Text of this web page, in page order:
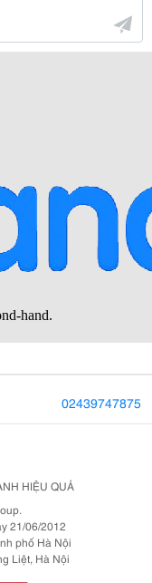
02439747875
HIỆU QUẢ
21/06/2012
phố Hà Nội
Liệt, Hà Nội